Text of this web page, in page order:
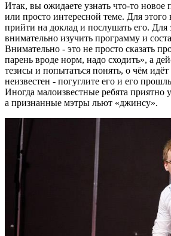
Итак, вы ожидаете узнать что-то
или просто интересной теме. Для
прийти на доклад и послушать его. Для
внимательно изучить программу и
Внимательно - это не просто сказать
парень вроде норм, надо сходить», а
тезисы и попытаться понять, о чём
неизвестен - погуглите его и его
Иногда малоизвестные ребята приятно
а признанные мэтры льют «джинсу».